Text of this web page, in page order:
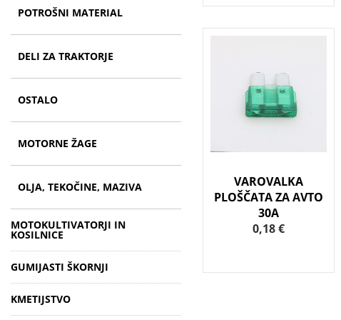
POTROŠNI MATERIAL
DELI ZA TRAKTORJE
OSTALO
MOTORNE ŽAGE
OLJA, TEKOČINE, MAZIVA
MOTOKULTIVATORJI IN
KOSILNICE
GUMIJASTI ŠKORNJI
KMETIJSTVO
VAROVALKA
PLOŠČATA ZA AVTO
30A
0,18 €